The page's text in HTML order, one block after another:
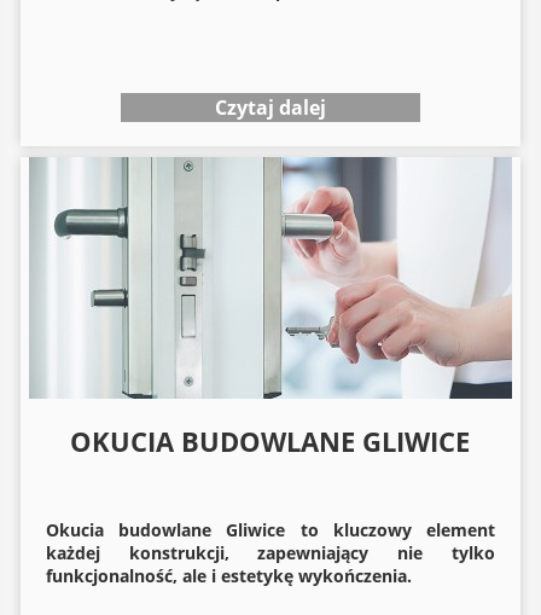
Czytaj dalej
OKUCIA BUDOWLANE GLIWICE
Okucia budowlane Gliwice to kluczowy element
każdej konstrukcji, zapewniający nie tylko
funkcjonalność, ale i estetykę wykończenia.